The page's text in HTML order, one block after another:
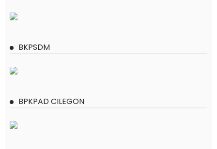
BKPSDM
BPKPAD CILEGON